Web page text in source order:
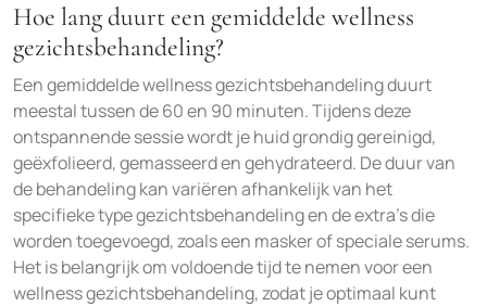
Hoe lang duurt een gemiddelde wellness
gezichtsbehandeling?
Een gemiddelde wellness gezichtsbehandeling duurt
meestal tussen de 60 en 90 minuten. Tijdens deze
ontspannende sessie wordt je huid grondig gereinigd,
geëxfolieerd, gemasseerd en gehydrateerd. De duur van
de behandeling kan variëren afhankelijk van het
specifieke type gezichtsbehandeling en de extra’s die
worden toegevoegd, zoals een masker of speciale serums.
Het is belangrijk om voldoende tijd te nemen voor een
wellness gezichtsbehandeling, zodat je optimaal kunt